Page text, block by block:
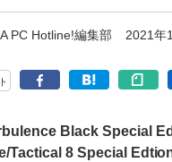
PC Hotline!編集部 2021年
Black Special
Tactical 8 Special